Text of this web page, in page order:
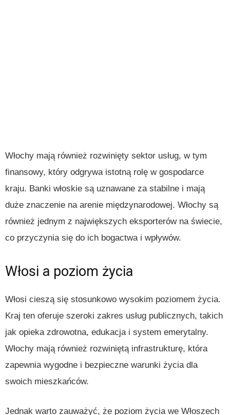
Włochy mają również rozwinięty sektor usług, w tym
finansowy, który odgrywa istotną rolę w gospodarce
kraju. Banki włoskie są uznawane za stabilne i mają
duże znaczenie na arenie międzynarodowej. Włochy są
również jednym z największych eksporterów na świecie,
co przyczynia się do ich bogactwa i wpływów.
Włosi a poziom życia
Włosi cieszą się stosunkowo wysokim poziomem życia.
Kraj ten oferuje szeroki zakres usług publicznych, takich
jak opieka zdrowotna, edukacja i system emerytalny.
Włochy mają również rozwiniętą infrastrukturę, która
zapewnia wygodne i bezpieczne warunki życia dla
swoich mieszkańców.
Jednak warto zauważyć, że poziom życia we Włoszech